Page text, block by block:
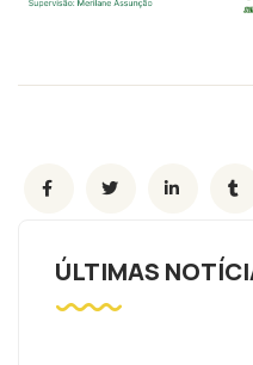
ÚLTIMAS